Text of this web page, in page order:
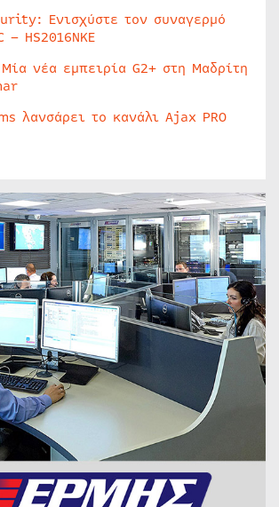
Ενισχύστε τον συναγερμό
– HS2016NKE
νέα εμπειρία G2+ στη Μαδρίτη
λανσάρει το κανάλι Ajax PRO